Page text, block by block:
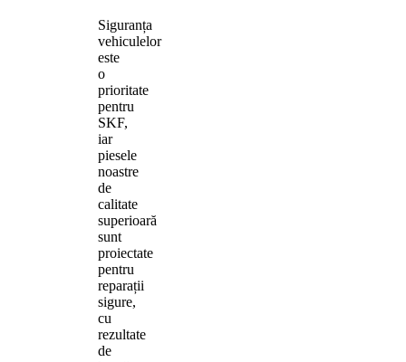
Siguranța
vehiculelor
este
o
prioritate
pentru
SKF,
iar
piesele
noastre
de
calitate
superioară
sunt
proiectate
pentru
reparații
sigure,
cu
rezultate
de